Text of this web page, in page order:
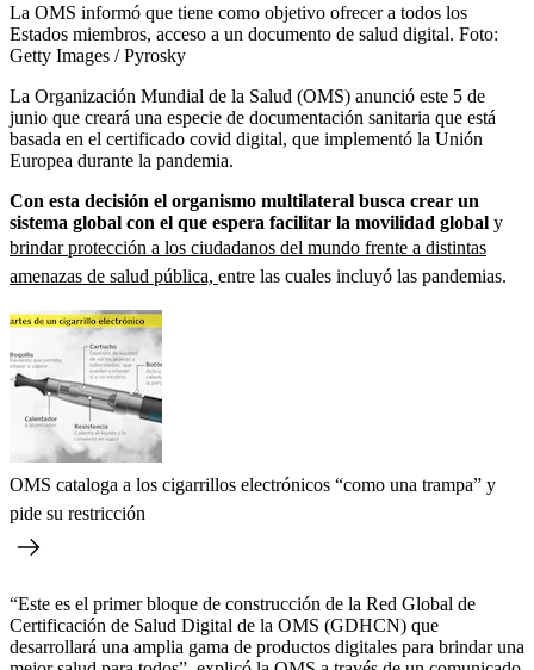
La OMS informó que tiene como objetivo ofrecer a todos los
Estados miembros, acceso a un documento de salud digital. Foto:
Getty Images / Pyrosky
La Organización Mundial de la Salud (OMS) anunció este 5 de
junio que creará una especie de documentación sanitaria que está
basada en el certificado covid digital, que implementó la Unión
Europea durante la pandemia.
Con esta decisión el organismo multilateral busca crear un
sistema global con el que espera facilitar la movilidad global y
brindar protección a los ciudadanos del mundo frente a distintas
amenazas de salud pública, entre las cuales incluyó las pandemias.
OMS cataloga a los cigarrillos electrónicos “como una trampa” y
pide su restricción
“Este es el primer bloque de construcción de la Red Global de
Certificación de Salud Digital de la OMS (GDHCN) que
desarrollará una amplia gama de productos digitales para brindar una